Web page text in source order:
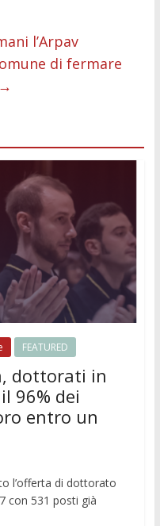
l’Arpav
di fermare
→
FEATURED
dottorati in
96% dei
entro un
l’offerta di dottorato
con 531 posti già